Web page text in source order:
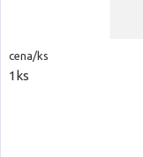
cena/ks
1ks